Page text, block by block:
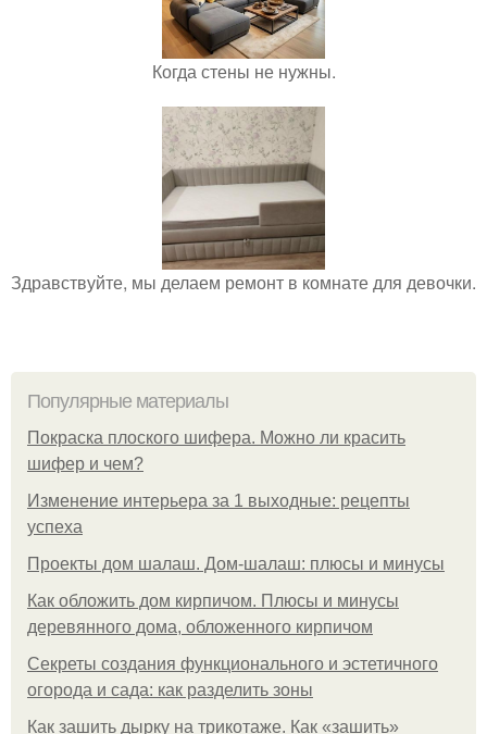
Когда стены не нужны.
Здравствуйте, мы делаем ремонт в комнате для девочки.
Популярные материалы
Покраска плоского шифера. Можно ли красить
шифер и чем?
Изменение интерьера за 1 выходные: рецепты
успеха
Проекты дом шалаш. Дом-шалаш: плюсы и минусы
Как обложить дом кирпичом. Плюсы и минусы
деревянного дома, обложенного кирпичом
Секреты создания функционального и эстетичного
огорода и сада: как разделить зоны
Как зашить дырку на трикотаже. Как «зашить»